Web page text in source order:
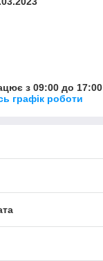
з 09:00 до 17:00
графік роботи